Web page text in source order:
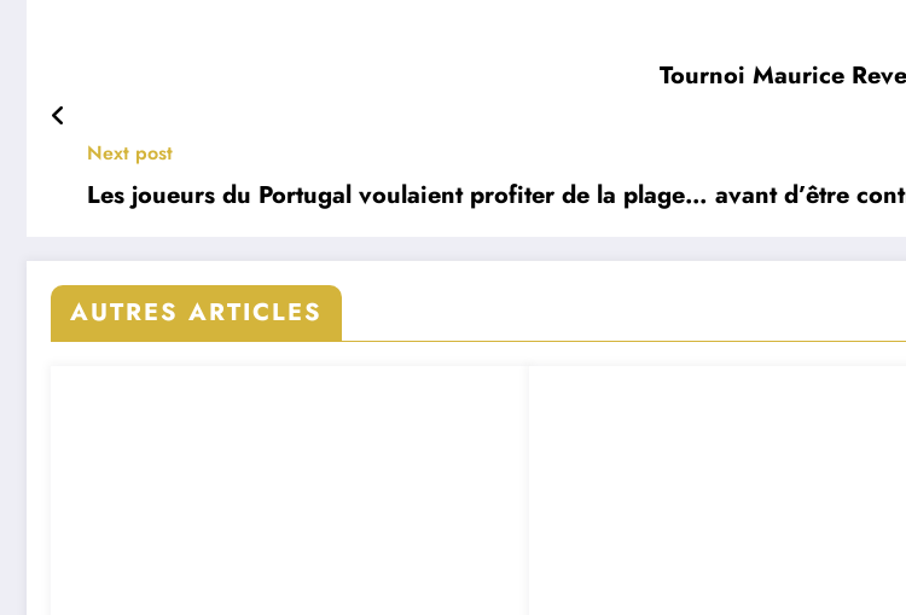
Tournoi Maurice
Next post
Les joueurs du Portugal voulaient profiter de la plage… avant d’être
AUTRES ARTICLES